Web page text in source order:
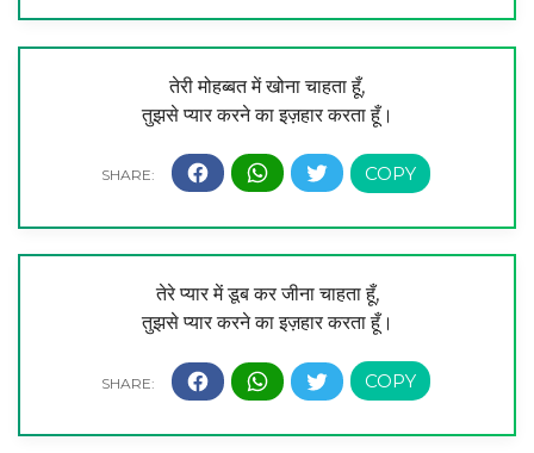
तेरी मोहब्बत में खोना चाहता हूँ,
तुझसे प्यार करने का इज़हार करता हूँ।
तेरे प्यार में डूब कर जीना चाहता हूँ,
तुझसे प्यार करने का इज़हार करता हूँ।